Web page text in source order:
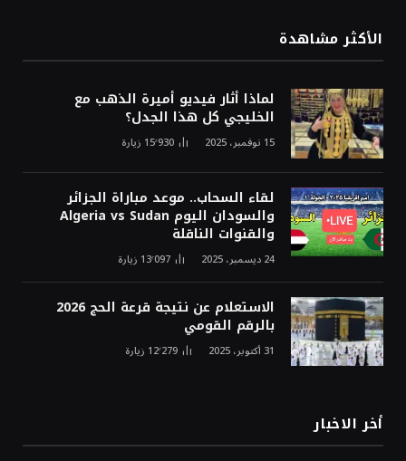
الأكثر مشاهدة
لماذا أثار فيديو أميرة الذهب مع
الخليجي كل هذا الجدل؟
15 نوفمبر، 2025 15٬930 زيارة
لقاء السحاب.. موعد مباراة الجزائر
والسودان اليوم Algeria vs Sudan
والقنوات الناقلة
24 ديسمبر، 2025 13٬097 زيارة
الاستعلام عن نتيجة قرعة الحج 2026
بالرقم القومي
31 أكتوبر، 2025 12٬279 زيارة
أخر الاخبار